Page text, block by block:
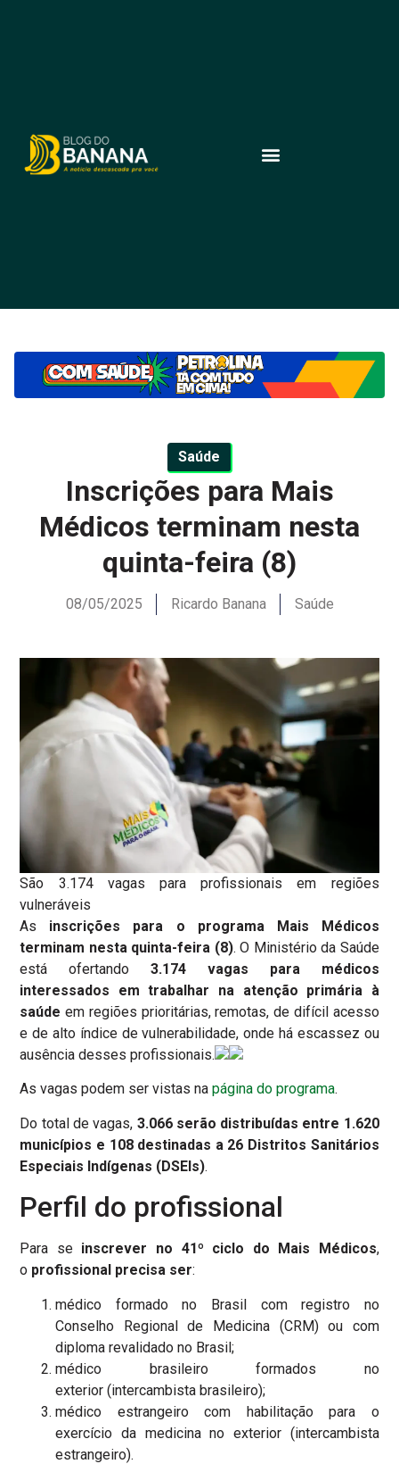
Saúde
Inscrições para Mais
Médicos terminam nesta
quinta-feira (8)
08/05/2025 Ricardo Banana Saúde
São 3.174 vagas para profissionais em regiões
vulneráveis
As inscrições para o programa Mais Médicos
terminam nesta quinta-feira (8). O Ministério da Saúde
está ofertando3.174 vagas para médicos
interessados em trabalhar na atenção primária à
saúde em regiões prioritárias, remotas, de difícil acesso
e de alto índice de vulnerabilidade, onde há escassez ou
ausência desses profissionais.
As vagas podem ser vistas napágina do programa.
Do total de vagas, 3.066 serão distribuídas entre 1.620
municípios e 108 destinadas a 26 Distritos Sanitários
Especiais Indígenas (DSEIs).
Perfil do profissional
Para seinscrever no 41º ciclo do Mais Médicos,
o profissional precisa ser:
médico formado no Brasil com registro no
Conselho Regional de Medicina (CRM) ou com
diploma revalidado no Brasil;
médico brasileiro formados no
exterior (intercambista brasileiro);
médico estrangeiro com habilitação para o
exercício da medicina no exterior (intercambista
estrangeiro).